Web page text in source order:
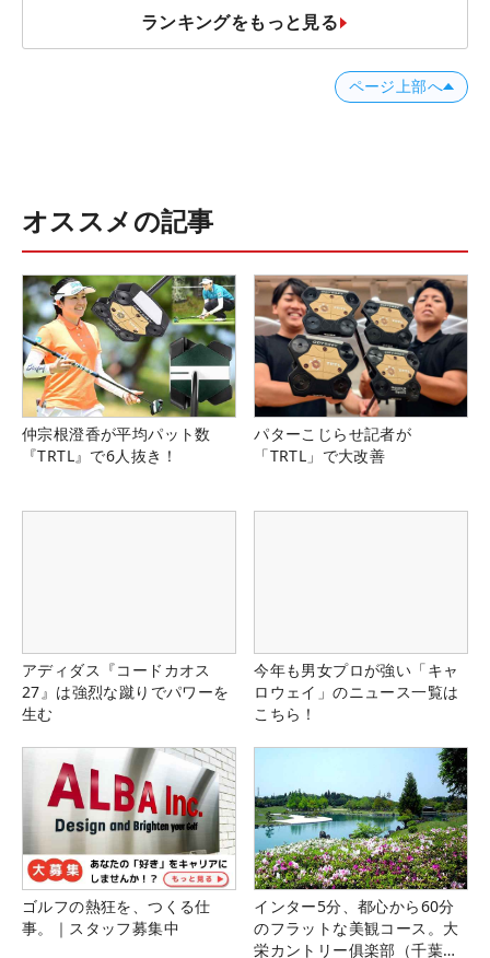
ランキングをもっと見る
ページ上部へ
オススメの記事
仲宗根澄香が平均パット数
『TRTL』で6人抜き！
パターこじらせ記者が
「TRTL」で大改善
アディダス『コードカオス
27』は強烈な蹴りでパワーを
生む
今年も男女プロが強い「キャ
ロウェイ」のニュース一覧は
こちら！
ゴルフの熱狂を、つくる仕
事。｜スタッフ募集中
インター5分、都心から60分
のフラットな美観コース。大
栄カントリー俱楽部（千葉